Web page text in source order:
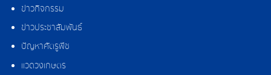
ข่าวกิจกรรม
ข่าวประชาสัมพันธ์
ปัญหาศัตรูพืช
แวดวงเกษตร